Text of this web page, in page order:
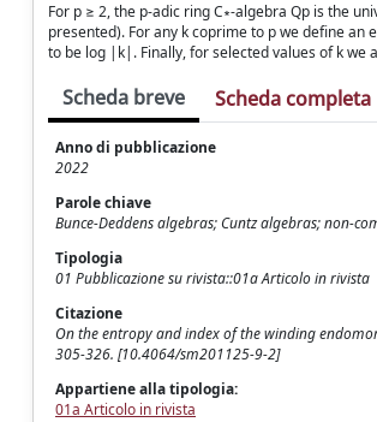
For p ≥ 2, the p-adic ring C∗-algebra Qp is the
presented). For any k coprime to p we define an
to be log |k|. Finally, for selected values of k we
Scheda breve Scheda completa
Anno di pubblicazione
2022
Parole chiave
Bunce-Deddens algebras; Cuntz algebras; non-
Tipologia
01 Pubblicazione su rivista::01a Articolo in rivista
Citazione
On the entropy and index of the winding
305-326. [10.4064/sm201125-9-2]
Appartiene alla tipologia:
01a Articolo in rivista